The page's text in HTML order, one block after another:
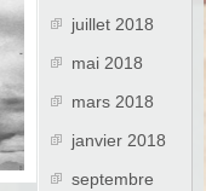
juillet 2018
mai 2018
mars 2018
janvier 2018
septembre